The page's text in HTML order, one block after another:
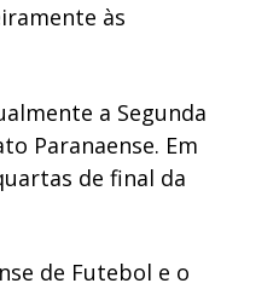
às
a Segunda
Paranaense. Em
de final da
de Futebol e o